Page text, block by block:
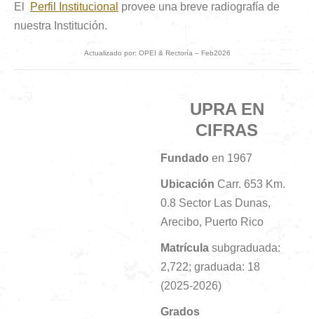
El Perfil Institucional provee una breve radiografía de
nuestra Institución.
Actualizado por: OPEI & Rectoría – Feb2026
UPRA EN
CIFRAS
Fundado en 1967
Ubicación Carr. 653 Km.
0.8 Sector Las Dunas,
Arecibo, Puerto Rico
Matrícula subgraduada:
2,722; graduada: 18
(2025-2026)
Grados